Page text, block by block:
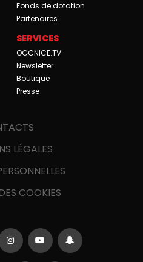
Fonds de dotation
Partenaires
SERVICES
OGCNICE.TV
Newsletter
Boutique
Presse
LÉGALES
COOKIES